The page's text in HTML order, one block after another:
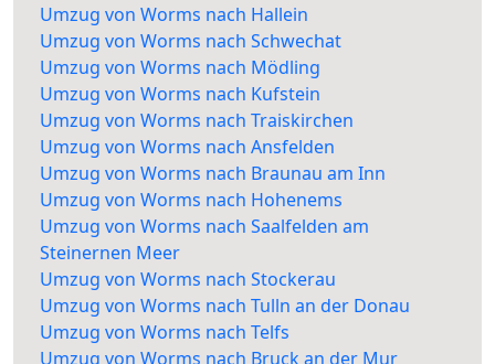
Umzug von Worms nach Hallein
Umzug von Worms nach Schwechat
Umzug von Worms nach Mödling
Umzug von Worms nach Kufstein
Umzug von Worms nach Traiskirchen
Umzug von Worms nach Ansfelden
Umzug von Worms nach Braunau am Inn
Umzug von Worms nach Hohenems
Umzug von Worms nach Saalfelden am
Steinernen Meer
Umzug von Worms nach Stockerau
Umzug von Worms nach Tulln an der Donau
Umzug von Worms nach Telfs
Umzug von Worms nach Bruck an der Mur